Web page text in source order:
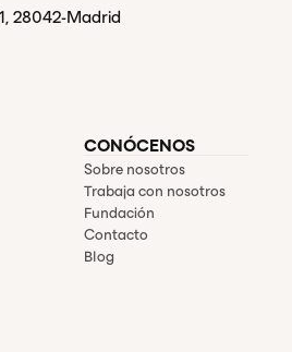
28042-Madrid
CONÓCENOS
Sobre nosotros
Trabaja con nosotros
Fundación
Contacto
Blog